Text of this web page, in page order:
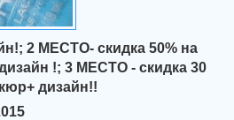
2 МЕСТО- скидка 50% на
!; 3 МЕСТО - скидка 30
дизайн!!